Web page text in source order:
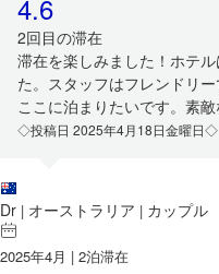
4.6
2回目の滞在
滞在を楽しみました！ホテ
た。スタッフはフレンドリ
ここに泊まりたいです。素敵
◇投稿日 2025年4月18日金曜日◇
Dr | オーストラリア | カップル
2025年4月 | 2泊滞在